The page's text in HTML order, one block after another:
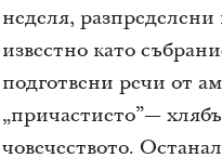
неделя,
известно като
подготвени речи от
„причастието”—
човечеството.